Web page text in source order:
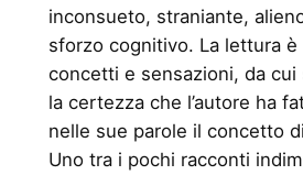
inconsueto, straniante,
sforzo cognitivo. La lettura
concetti e sensazioni, da
la certezza che l’autore ha
nelle sue parole il concetto
Uno tra i pochi racconti